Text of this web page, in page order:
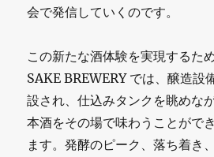
会で発信していくのです。
この新たな酒体験を実現するた
SAKE BREWERY では、醸造設
設され、仕込みタンクを眺めな
本酒をその場で味わうことがで
ます。発酵のピーク、落ち着き